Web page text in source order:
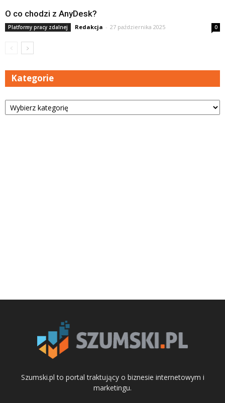
O co chodzi z AnyDesk?
Platformy pracy zdalnej Redakcja - 27 października 2025 0
Kategorie
Kategorie
Szumski.pl to portal traktujący o biznesie internetowym i
marketingu.